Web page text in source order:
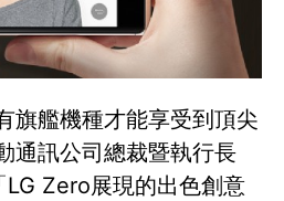
旗艦機種才能享受到頂尖
通訊公司總裁暨執行長
Zero展現的出色創意